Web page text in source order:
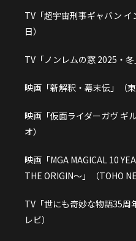
TV「超宇宙刑事ギャバン
日）
TV「ノンレムの窓 2025・冬
映画「新解釈・幕末伝」（東
映画「仮面ライダーガヴ ギ
オ）
映画「MGA MAGICAL 10
THE ORIGIN～」（TOHO
TV「世にも奇妙な物語35
レビ）